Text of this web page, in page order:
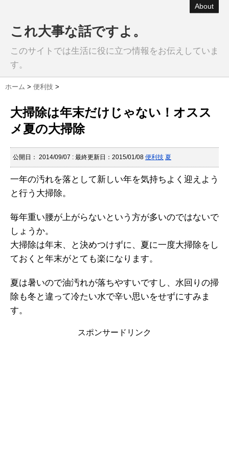
About
これ大事な話ですよ。
このサイトでは生活に役に立つ情報をお伝えしていま
す。
ホーム > 便利技 >
大掃除は年末だけじゃない！オスス
メ夏の大掃除
公開日： 2014/09/07 : 最終更新日：2015/01/08 便利技 夏
一年の汚れを落として新しい年を気持ちよく迎えよう
と行う大掃除。
毎年重い腰が上がらないという方が多いのではないで
しょうか。
大掃除は年末、と決めつけずに、夏に一度大掃除をし
ておくと年末がとても楽になります。
夏は暑いので油汚れが落ちやすいですし、水回りの掃
除も冬と違って冷たい水で辛い思いをせずにすみま
す。
スポンサードリンク